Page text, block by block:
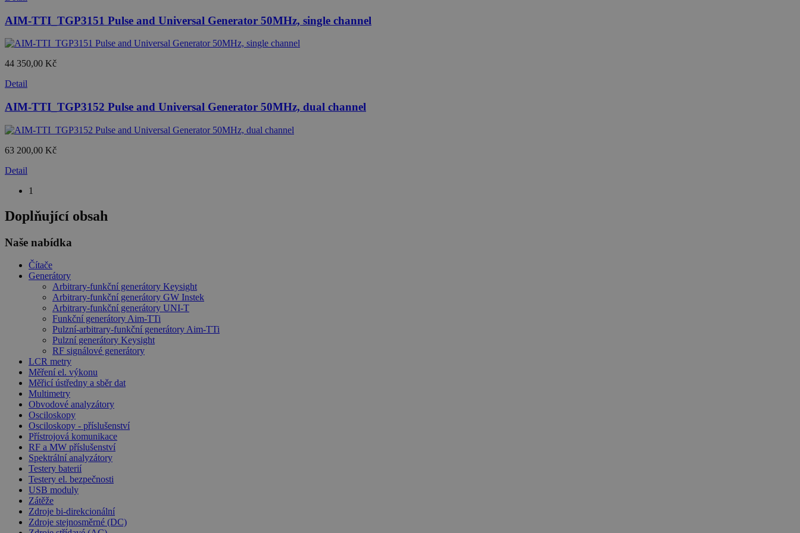
AIM-TTI_TGP3151 Pulse and Universal Generator 50MHz, single channel
44 350,00 Kč
Detail
AIM-TTI_TGP3152 Pulse and Universal Generator 50MHz, dual channel
63 200,00 Kč
Detail
1
Doplňující obsah
Naše nabídka
Čítače
Generátory
Arbitrary-funkční generátory Keysight
Arbitrary-funkční generátory GW Instek
Arbitrary-funkční generátory UNI-T
Funkční generátory Aim-TTi
Pulzní-arbitrary-funkční generátory Aim-TTi
Pulzní generátory Keysight
RF signálové generátory
LCR metry
Měření el. výkonu
Měřicí ústředny a sběr dat
Multimetry
Obvodové analyzátory
Osciloskopy
Osciloskopy - příslušenství
Přístrojová komunikace
RF a MW příslušenství
Spektrální analyzátory
Testery baterií
Testery el. bezpečnosti
USB moduly
Zátěže
Zdroje bi-direkcionální
Zdroje stejnosměrné (DC)